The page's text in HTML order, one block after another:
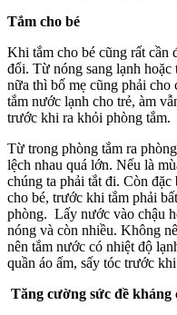
Tắm cho bé
Khi tắm cho bé cũng rất cần
đổi. Từ nóng sang lạnh
nữa thì bố mẹ cũng phải cho
tắm nước lạnh cho trẻ, àm
trước khi ra khỏi phòng tắm.
Từ trong phòng tắm ra
lệch nhau quá lớn. Nếu là
chúng ta phải tắt đi. Còn
cho bé, trước khi tắm phải
phòng. Lấy nước vào chậu
nóng và còn nhiều. Không
nên tắm nước có nhiệt độ
quần áo ấm, sấy tóc trước
Tăng cường sức đề kháng